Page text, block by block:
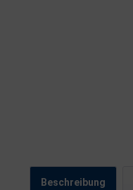
Beschreibung